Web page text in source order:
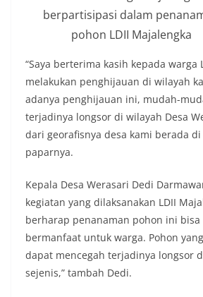
berpartisipasi dalam
pohon LDII Majalengka
“Saya berterima kasih kepada warga
melakukan penghijauan di wilayah
adanya penghijauan ini, mudah-
terjadinya longsor di wilayah Desa
dari georafisnya desa kami berada
paparnya.
Kepala Desa Werasari Dedi
kegiatan yang dilaksanakan LDII
berharap penanaman pohon ini bisa
bermanfaat untuk warga. Pohon
dapat mencegah terjadinya longsor
sejenis,” tambah Dedi.